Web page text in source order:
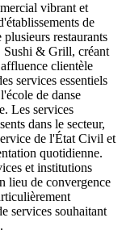
vibrant et
de
restaurants
Sushi & Grill, créant
clientèle
services essentiels
de danse
Les services
dans le secteur,
de l'État Civil et
quotidienne.
et institutions
lieu de convergence
services souhaitant